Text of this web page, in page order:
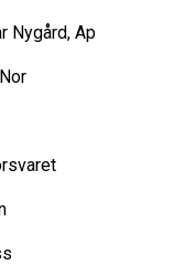
Nygård, Ap